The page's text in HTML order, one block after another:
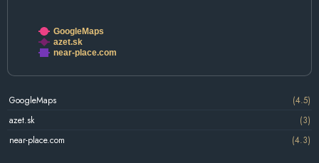
GoogleMaps
azet.sk
near-place.com
GoogleMaps
(4.5)
azet.sk
(3)
near-place.com
(4.3)